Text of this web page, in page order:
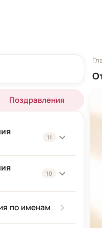
Поздравления
11
10
по именам